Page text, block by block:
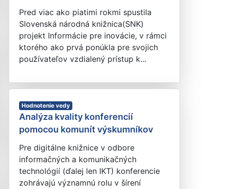
Pred viac ako piatimi rokmi spustila
Slovenská národná knižnica(SNK)
projekt Informácie pre inovácie, v rámci
ktorého ako prvá ponúkla pre svojich
používateľov vzdialený prístup k...
Hodnotenie vedy
Analýza kvality konferencií
pomocou komunít výskumníkov
Pre digitálne knižnice v odbore
informačných a komunikačných
technológií (ďalej len IKT) konferencie
zohrávajú významnú rolu v šírení